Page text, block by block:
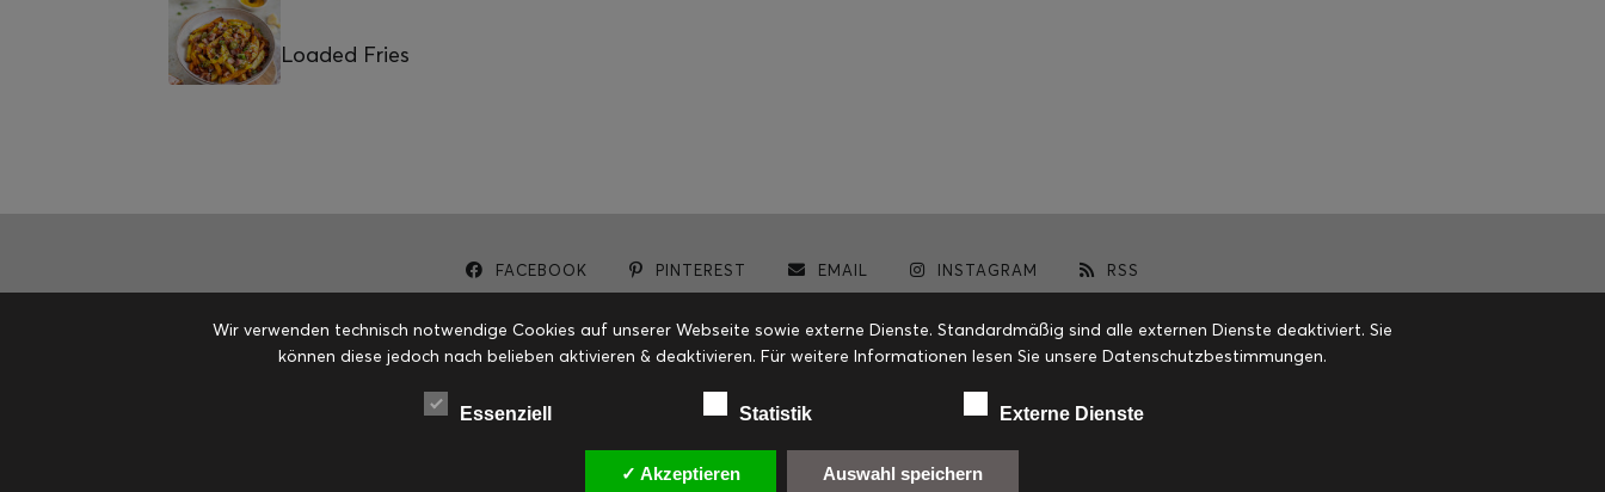
Loaded Fries
FACEBOOK PINTEREST EMAIL INSTAGRAM RSS
Wir verwenden technisch notwendige Cookies auf unserer Webseite sowie externe Dienste. Standardmäßig sind alle externen Dienste deaktiviert. Sie
können diese jedoch nach belieben aktivieren & deaktivieren. Für weitere Informationen lesen Sie unsere Datenschutzbestimmungen.
Essenziell Statistik Externe Dienste
✓ Akzeptieren Auswahl speichern